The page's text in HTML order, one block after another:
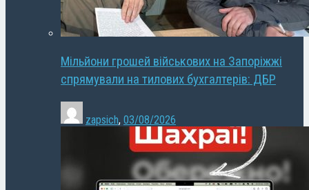
Мільйони грошей військових на Запоріжжі
спрямували на тилових бухгалтерів: ДБР
zapsich, 03/08/2026